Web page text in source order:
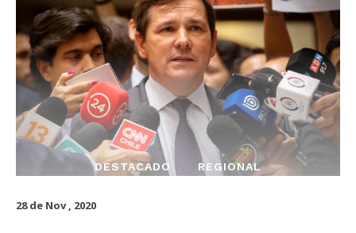
DESTACADO REGIONAL
28 de Nov , 2020